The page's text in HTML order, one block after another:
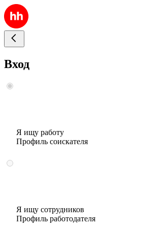
Вход
Я ищу работу
Профиль соискателя
Я ищу сотрудников
Профиль работодателя